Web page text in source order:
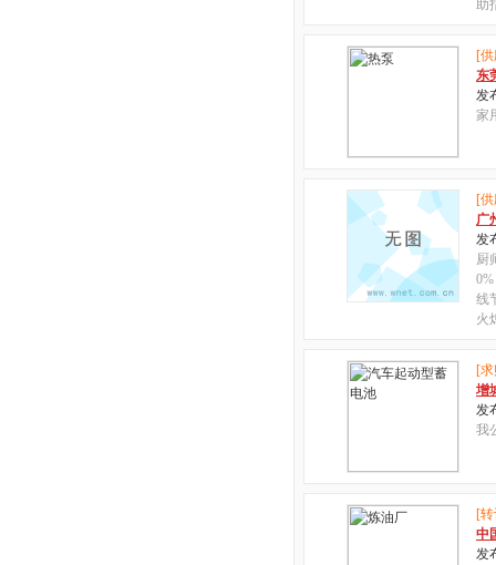
助
[
东
发
家
[
广
发
厨
线
火
[
增
发
我
[
中
发